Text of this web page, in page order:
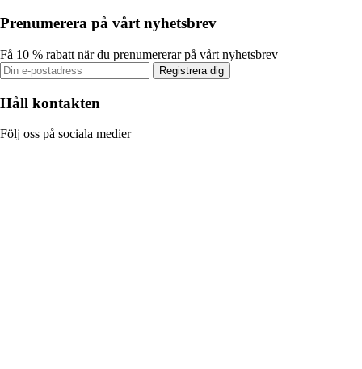
Prenumerera på vårt nyhetsbrev
Få 10 % rabatt när du prenumererar på vårt nyhetsbrev
Registrera dig
Håll kontakten
Följ oss på sociala medier